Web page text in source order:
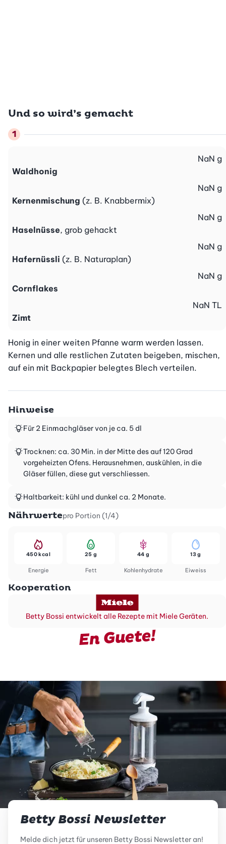
Und so wird’s gemacht
Waldhonig
NaN g
Kernenmischung (z. B. Knabbermix)
NaN g
Haselnüsse, grob gehackt
NaN g
Hafernüssli (z. B. Naturaplan)
NaN g
Cornflakes
NaN g
Zimt
NaN TL
Honig in einer weiten Pfanne warm werden lassen.
Kernen und alle restlichen Zutaten beigeben, mischen,
auf ein mit Backpapier belegtes Blech verteilen.
Hinweise
Für 2 Einmachgläser von je ca. 5 dl
Trocknen: ca. 30 Min. in der Mitte des auf 120 Grad
vorgeheizten Ofens. Herausnehmen, auskühlen, in die
Gläser füllen, diese gut verschliessen.
Haltbarkeit: kühl und dunkel ca. 2 Monate.
Nährwertepro Portion (1/4)
Energie
450 kcal
Fett
25 g
Kohlenhydrate
44 g
Eiweiss
13 g
Kooperation
Betty Bossi entwickelt alle Rezepte mit Miele Geräten.
En Guete!
Betty Bossi Newsletter
Melde dich jetzt für unseren Betty Bossi Newsletter an!